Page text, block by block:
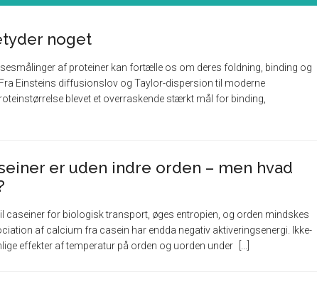
noget
af proteiner kan fortælle os om deres foldning, binding og
Einsteins diffusionslov og Taylor-dispersion til moderne
blevet et overraskende stærkt mål for binding,
er uden indre orden – men hvad
caseiner for biologisk transport, øges entropien, og orden mindskes
af calcium fra casein har endda negativ aktiveringsenergi. Ikke-
effekter af temperatur på orden og uorden under